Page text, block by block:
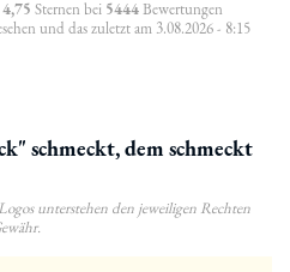
4,75 Sternen bei 5444Bewertungen
und das zuletzt am 3.08.2026 - 8:15
schmeckt, dem schmeckt
unterstehen den jeweiligen Rechten